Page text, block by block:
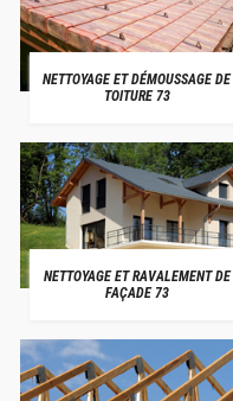
NETTOYAGE ET DÉMOUSSAGE DE
TOITURE 73
NETTOYAGE ET RAVALEMENT DE
FAÇADE 73